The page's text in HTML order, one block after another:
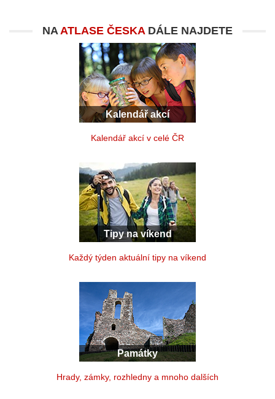
NAATLASE ČESKADÁLE NAJDETE
Kalendář akcí
Kalendář akcí v celé ČR
Tipy na víkend
Každý týden aktuální tipy na víkend
Památky
Hrady, zámky, rozhledny a mnoho dalších